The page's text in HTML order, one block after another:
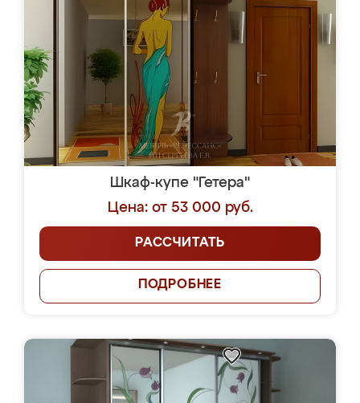
Шкаф-купе "Гетера"
Цена: от 53 000 руб.
РАССЧИТАТЬ
ПОДРОБНЕЕ